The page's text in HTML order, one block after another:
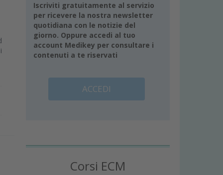
Iscriviti gratuitamente al servizio
per ricevere la nostra newsletter
quotidiana con le notizie del
giorno. Oppure accedi al tuo
account Medikey per consultare i
contenuti a te riservati
ACCEDI
Corsi ECM